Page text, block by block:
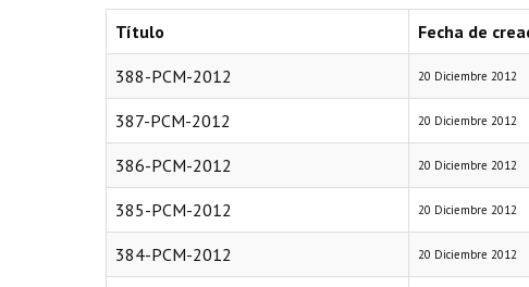
Título Fecha de
388-PCM-2012 20 Diciembre 2012
387-PCM-2012 20 Diciembre 2012
386-PCM-2012 20 Diciembre 2012
385-PCM-2012 20 Diciembre 2012
384-PCM-2012 20 Diciembre 2012